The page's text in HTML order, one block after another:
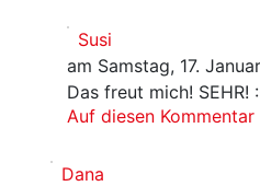
Susi
am Samstag, 17.
Das freut mich! SEHR!
Auf diesen
Dana